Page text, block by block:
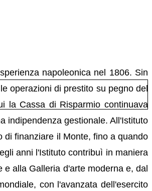
napoleonica nel 1806. Sin
operazioni di prestito su pegno del
la Cassa di Risparmio continuava
indipendenza gestionale. All'Istituto
di finanziare il Monte, fino a quando
anni l'Istituto contribuì in maniera
alla Galleria d'arte moderna e, dal
con l'avanzata dell'esercito